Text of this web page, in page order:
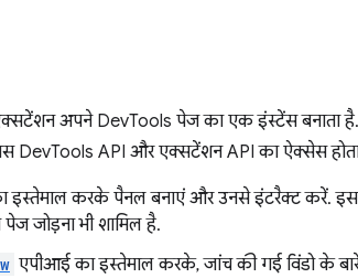
अपने DevTools पेज का एक इंस्टेंस बनाता
DevTools API और एक्सटेंशन API का ऐक्सेस
इस्तेमाल करके पैनल बनाएं और उनसे इंटरैक्ट करें.
जोड़ना भी शामिल है.
एपीआई का इस्तेमाल करके, जांच की गई विंडो के